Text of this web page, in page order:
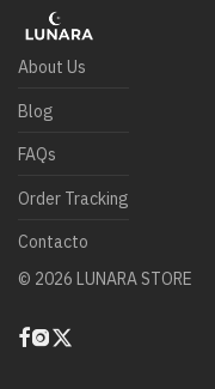
About Us
Blog
FAQs
Order Tracking
Contacto
© 2026 LUNARA STORE